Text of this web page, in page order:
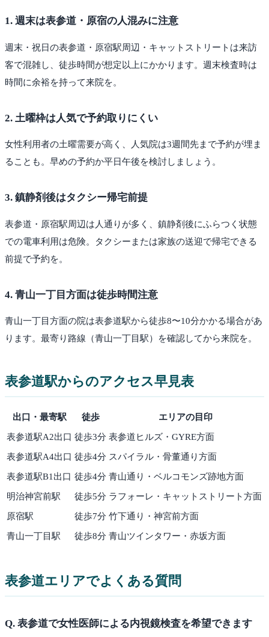
1. 週末は表参道・原宿の人混みに注意
週末・祝日の表参道・原宿駅周辺・キャットストリートは来訪
客で混雑し、徒歩時間が想定以上にかかります。週末検査時は
時間に余裕を持って来院を。
2. 土曜枠は人気で予約取りにくい
女性利用者の土曜需要が高く、人気院は3週間先まで予約が埋ま
ることも。早めの予約か平日午後を検討しましょう。
3. 鎮静剤後はタクシー帰宅前提
表参道・原宿駅周辺は人通りが多く、鎮静剤後にふらつく状態
での電車利用は危険。タクシーまたは家族の送迎で帰宅できる
前提で予約を。
4. 青山一丁目方面は徒歩時間注意
青山一丁目方面の院は表参道駅から徒歩8〜10分かかる場合があ
ります。最寄り路線（青山一丁目駅）を確認してから来院を。
表参道駅からのアクセス早見表
出口・最寄駅 徒歩 エリアの目印
表参道駅A2出口 徒歩3分 表参道ヒルズ・GYRE方面
表参道駅A4出口 徒歩4分 スパイラル・骨董通り方面
表参道駅B1出口 徒歩4分 青山通り・ベルコモンズ跡地方面
明治神宮前駅 徒歩5分 ラフォーレ・キャットストリート方面
原宿駅 徒歩7分 竹下通り・神宮前方面
青山一丁目駅 徒歩8分 青山ツインタワー・赤坂方面
表参道エリアでよくある質問
Q. 表参道で女性医師による内視鏡検査を希望できます